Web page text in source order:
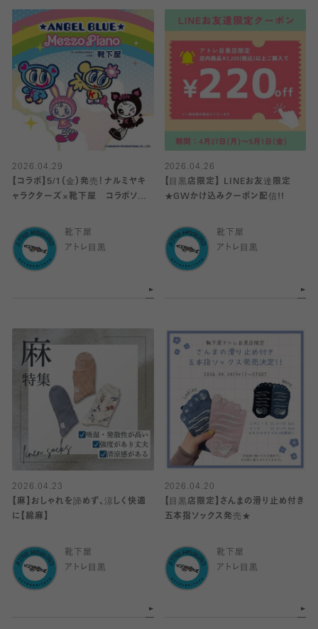
2026.04.29
【コラボ】5/1（金）発売！ナルミヤキ
ャラクターズ×靴下屋 コラボソック
靴下屋
アトレ目黒
2026.04.26
【目黒店限定】 LINEお友達限定
★GWかけ込みクーポン配信!!
靴下屋
アトレ目黒
2026.04.23
【麻】おしゃれを諦めず、涼しく快適
に【綿麻】
靴下屋
アトレ目黒
2026.04.20
【目黒店限定】さんまの滑り止め付き
五本指ソックス発売★
靴下屋
アトレ目黒